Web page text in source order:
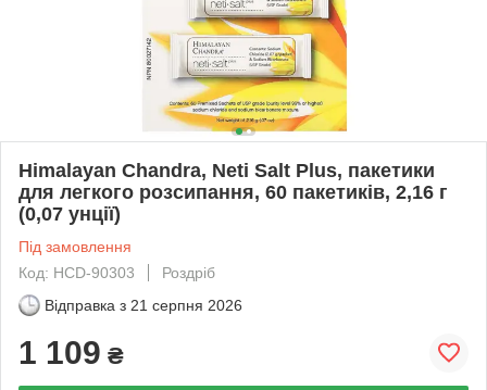
Himalayan Chandra, Neti Salt Plus, пакетики
для легкого розсипання, 60 пакетиків, 2,16 г
(0,07 унції)
Під замовлення
Код: HCD-90303
Роздріб
Відправка з 21 серпня 2026
1 109 ₴